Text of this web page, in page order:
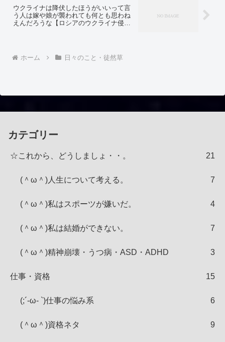
ウクライナは降伏したほうがいいって言
う人は嫁や娘が襲われても何とも思わね
えんだろうな【ロシアのウクライナ侵
ホーム 日々のこと・徒然草
カテゴリー
☆これから、どうしましょ・・。 21
(＾ω＾)人生について考える。 7
(＾ω＾)私はスポーツが嫌いだ。 4
(＾ω＾)私は結婚ができない。 7
(＾ω＾)精神崩壊・うつ病・ASD・ADHD 3
仕事・資格 15
(;´-ω- `)仕事の悩み系 6
(＾ω＾)資格ネタ 9